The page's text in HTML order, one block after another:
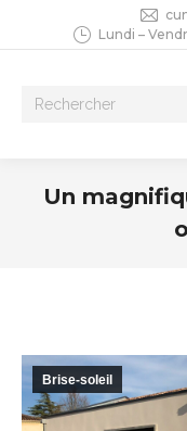
Lundi –
Recherche
Un
Brise-soleil